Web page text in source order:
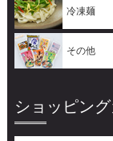
冷凍麺
その他
ショッピン